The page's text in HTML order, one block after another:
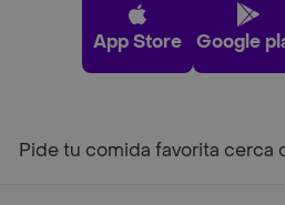
App Store Google
Pide tu comida favorita cerca